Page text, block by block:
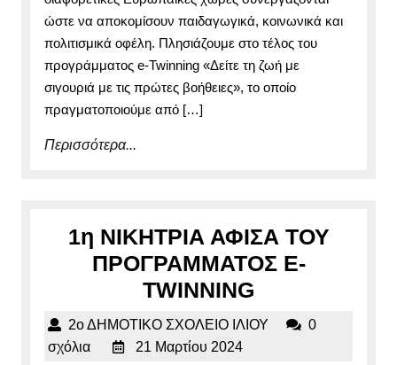
ώστε να αποκομίσουν παιδαγωγικά, κοινωνικά και
πολιτισμικά οφέλη. Πλησιάζουμε στο τέλος του
προγράμματος e-Twinning «Δείτε τη ζωή με
σιγουριά με τις πρώτες βοήθειες», το οποίο
πραγματοποιούμε από […]
Περισσότερα...
1η ΝΙΚΗΤΡΙΑ ΑΦΙΣΑ ΤΟΥ
ΠΡΟΓΡΑΜΜΑΤΟΣ E-
TWINNING
ΝΙΚΗΤΡΙΑ
2ο ΔΗΜΟΤΙΚΟ ΣΧΟΛΕΙΟ ΙΛΙΟΥ
0
σχόλια
21 Μαρτίου 202421